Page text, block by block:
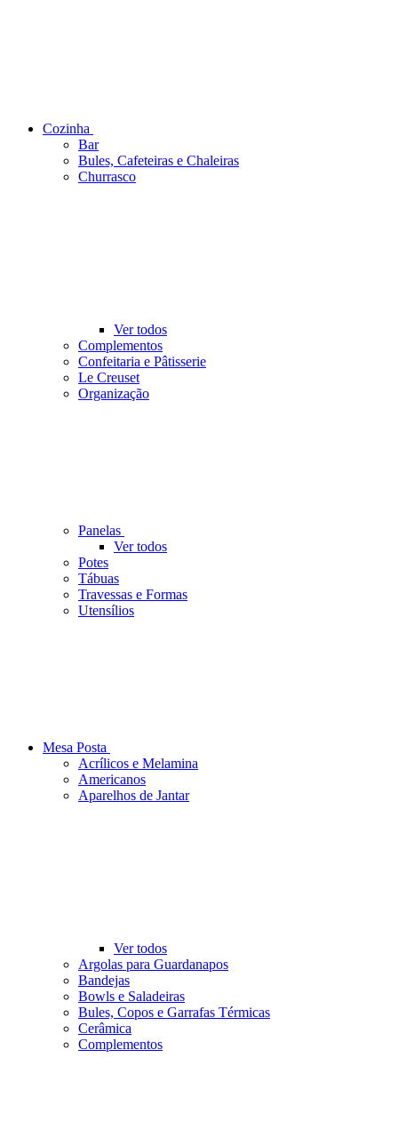
Cozinha
Bar
Bules, Cafeteiras e Chaleiras
Churrasco
Ver todos
Complementos
Confeitaria e Pâtisserie
Le Creuset
Organização
Panelas
Ver todos
Potes
Tábuas
Travessas e Formas
Utensílios
Mesa Posta
Acrílicos e Melamina
Americanos
Aparelhos de Jantar
Ver todos
Argolas para Guardanapos
Bandejas
Bowls e Saladeiras
Bules, Copos e Garrafas Térmicas
Cerâmica
Complementos